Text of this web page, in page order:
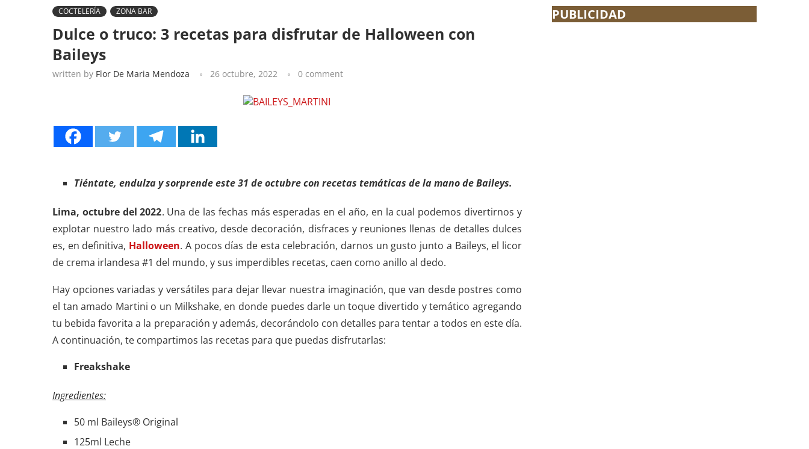
COCTELERÍA ZONA BAR
Dulce o truco: 3 recetas para disfrutar de Halloween con
Baileys
written by Flor De Maria Mendoza 26 octubre, 2022 0 comment
Tiéntate, endulza y sorprende este 31 de octubre con recetas temáticas de la mano de Baileys.
Lima, octubre del 2022. Una de las fechas más esperadas en el año, en la cual podemos divertirnos y
explotar nuestro lado más creativo, desde decoración, disfraces y reuniones llenas de detalles dulces
es, en definitiva, Halloween. A pocos días de esta celebración, darnos un gusto junto a Baileys, el licor
de crema irlandesa #1 del mundo, y sus imperdibles recetas, caen como anillo al dedo.
Hay opciones variadas y versátiles para dejar llevar nuestra imaginación, que van desde postres como
el tan amado Martini o un Milkshake, en donde puedes darle un toque divertido y temático agregando
tu bebida favorita a la preparación y además, decorándolo con detalles para tentar a todos en este día.
A continuación, te compartimos las recetas para que puedas disfrutarlas:
Freakshake
Ingredientes:
50 ml Baileys® Original
125ml Leche
PUBLICIDAD